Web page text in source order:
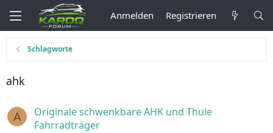
Anmelden Registrieren
Schlagworte
ahk
A
Originale schwenkbare AHK und Thule
Fahrradträger